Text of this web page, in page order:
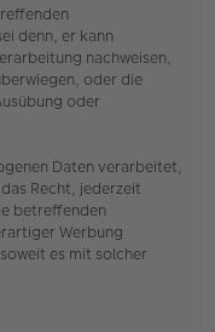
denn, er kann
nachweisen,
oder die
oder
Daten verarbeitet,
Recht, jederzeit
betreffenden
Werbung
es mit solcher